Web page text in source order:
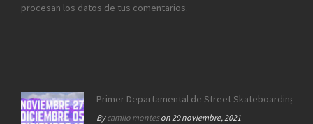
procesan los datos de tus comentarios.
Primer Departamental de Street Skateboarding de
Bycamilo monteson 29 noviembre, 2021